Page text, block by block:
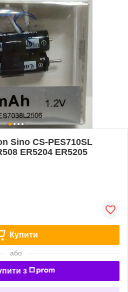
Sino CS-PES710SL
ER5204 ER5205
Купити
або
з